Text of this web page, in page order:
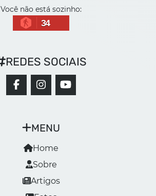
Você não está sozinho:
34
MENU
Home
Sobre
Artigos
REDES SOCIAIS